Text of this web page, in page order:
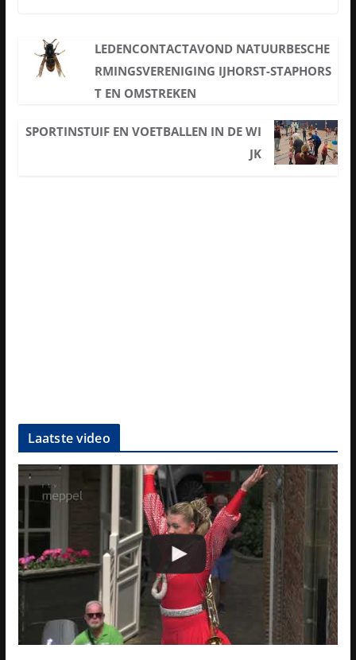
LEDENCONTACTAVOND NATUURBESCHE
RMINGSVERENIGING IJHORST-STAPHORS
T EN OMSTREKEN
SPORTINSTUIF EN VOETBALLEN IN DE WI
JK
Laatste video